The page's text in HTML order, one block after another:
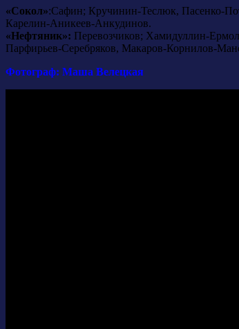
«Сокол»:Сафин; Кручинин-Теслюк, Пасенко-
Карелин-Аникеев-Анкудинов.
«Нефтяник»: Перевозчиков; Хамидуллин-
Парфирьев-Серебряков, Макаров-Корнилов-
Фотограф: Маша Велецкая